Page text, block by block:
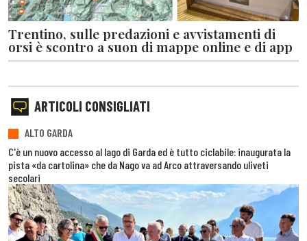
Trentino, sulle predazioni e avvistamenti di
orsi è scontro a suon di mappe online e di app
ARTICOLI CONSIGLIATI
ALTO GARDA
C'è un nuovo accesso al lago di Garda ed è tutto ciclabile: inaugurata la
pista «da cartolina» che da Nago va ad Arco attraversando uliveti
secolari